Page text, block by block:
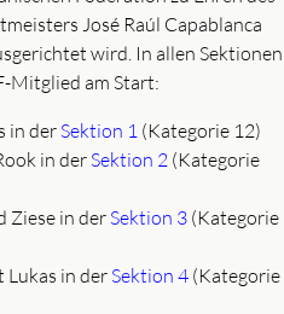
José Raúl Capablanca
wird. In allen Sektionen
Mitglied am Start:
in derSektion 1 (Kategorie 12)
in derSektion 2 (Kategorie
Ziese in derSektion 3 (Kategorie
Lukas in derSektion 4 (Kategorie